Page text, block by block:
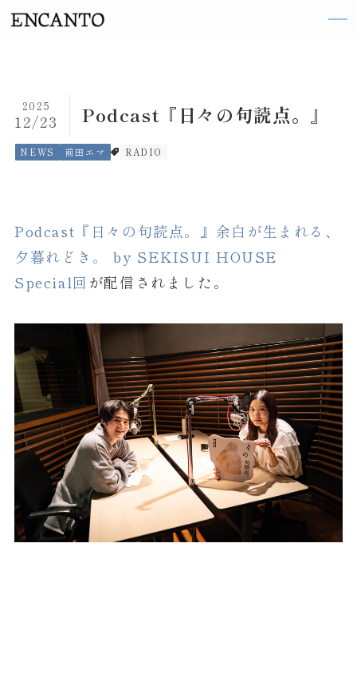
ARTIST
来島 ななお
阪井 まどか
東 ヨシアキ
廣田 恵子
前田 エマ
misa
NEWS
COMPANY
CONTACT
Podcast『日々の句読点。』
2025
12/23
NEWS 前田エマ RADIO
Podcast『日々の句読点。』余白が生まれる、
夕暮れどき。 by SEKISUI HOUSE
Special回 が配信されました。